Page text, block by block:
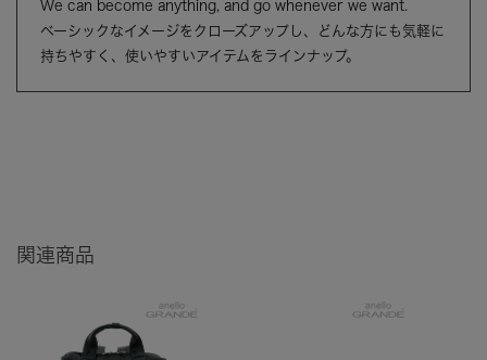
We can become anything, and go whenever we want.
ベーシックなイメージをクローズアップし、どんな方にも気軽に
持ちやすく、使いやすいアイテムをラインナップ。
関連商品